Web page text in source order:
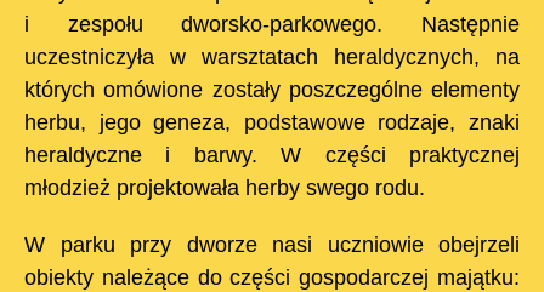
i zespołu dworsko-parkowego. Następnie
uczestniczyła w warsztatach heraldycznych, na
których omówione zostały poszczególne elementy
herbu, jego geneza, podstawowe rodzaje, znaki
heraldyczne i barwy. W części praktycznej
młodzież projektowała herby swego rodu.
W parku przy dworze nasi uczniowie obejrzeli
obiekty należące do części gospodarczej majątku: